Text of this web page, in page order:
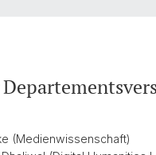
(Medienwissenschaft)